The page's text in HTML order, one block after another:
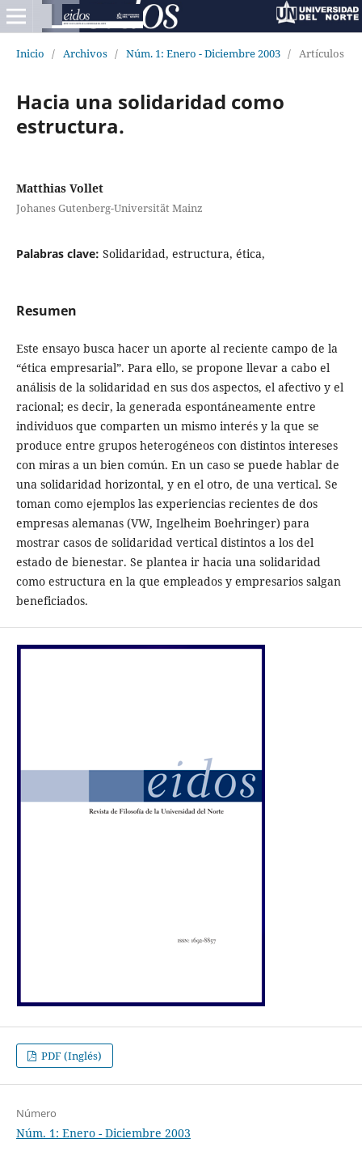
Inicio / Archivos / Núm. 1: Enero - Diciembre 2003 / Artículos
Hacia una solidaridad como
estructura.
Matthias Vollet
Johanes Gutenberg-Universität Mainz
Palabras clave: Solidaridad, estructura, ética,
Resumen
Este ensayo busca hacer un aporte al reciente campo de la
“ética empresarial”. Para ello, se propone llevar a cabo el
análisis de la solidaridad en sus dos aspectos, el afectivo y el
racional; es decir, la generada espontáneamente entre
individuos que comparten un mismo interés y la que se
produce entre grupos heterogéneos con distintos intereses
con miras a un bien común. En un caso se puede hablar de
una solidaridad horizontal, y en el otro, de una vertical. Se
toman como ejemplos las experiencias recientes de dos
empresas alemanas (VW, Ingelheim Boehringer) para
mostrar casos de solidaridad vertical distintos a los del
estado de bienestar. Se plantea ir hacia una solidaridad
como estructura en la que empleados y empresarios salgan
beneficiados.
PDF (Inglés)
Número
Núm. 1: Enero - Diciembre 2003